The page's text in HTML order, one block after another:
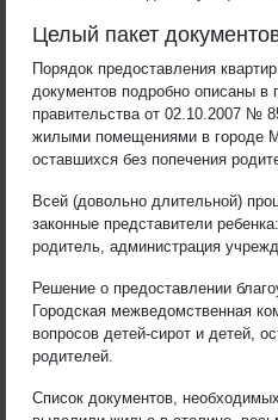
Целый пакет
Порядок предоставления
документов подробно описаны в
правительства от 02.10.2007 №
жилыми помещениями в городе
оставшихся без попечения
Всей (довольно длительной)
законные представители
родитель, администрация
Решение о предоставлении
Городская межведомственная
вопросов детей-сирот и детей,
родителей.
Список документов,